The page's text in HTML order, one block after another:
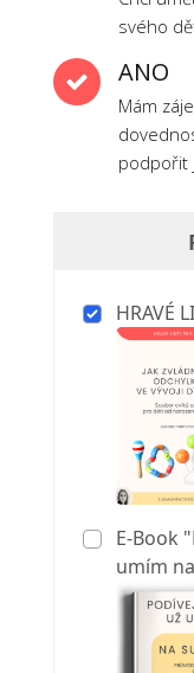
svého
ANO
Mám
podpořit
HRAVÉ
E-Book
umím